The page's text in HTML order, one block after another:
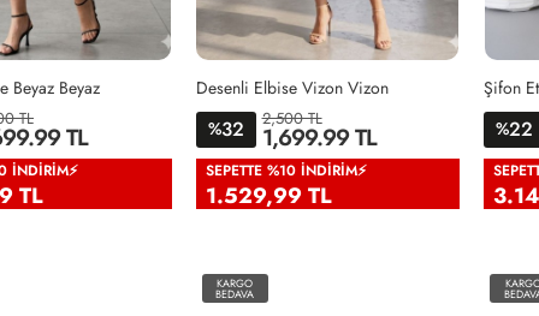
42 44 46
Beyaz Beyaz
TL
TL
İNDIRIM⚡
TL
38 40 42 44 46
Desenli Elbise Vizon Vizon
%32 2,500 TL
1,699.99 TL
SEPETTE %10 İNDIRIM⚡
1.529,99 TL
36
%22
KARGO
BEDAVA